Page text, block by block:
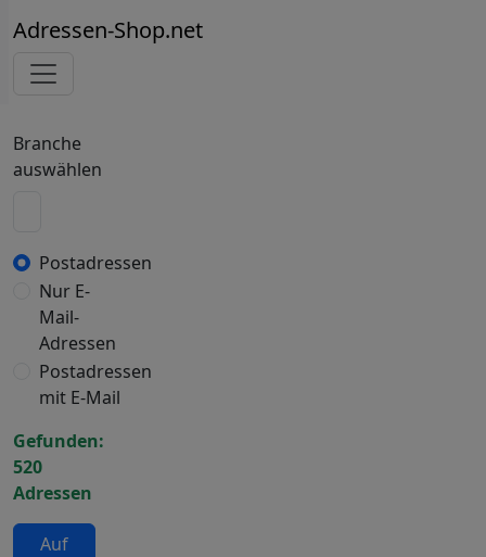
Adressen-Shop.net
Branche
auswählen
Postadressen
Nur E-
Mail-
Adressen
Postadressen
mit E-Mail
Gefunden:
520
Adressen
Auf